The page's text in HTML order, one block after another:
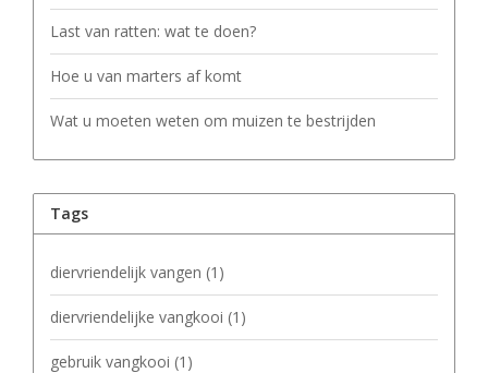
Last van ratten: wat te doen?
Hoe u van marters af komt
Wat u moeten weten om muizen te bestrijden
Tags
diervriendelijk vangen (1)
diervriendelijke vangkooi (1)
gebruik vangkooi (1)